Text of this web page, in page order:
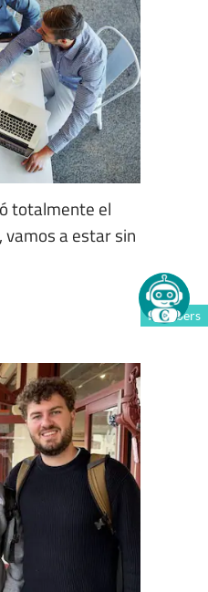
totalmente el
vamos a estar sin
Members